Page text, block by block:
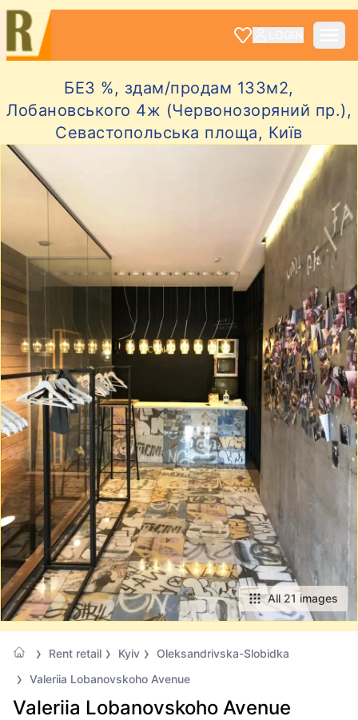
БЕЗ %, здам/продам 133м2,
Лобановського 4ж (Червонозоряний пр.),
Севастопольська площа, Київ
All 21 images
Rent retail Kyiv
Oleksandrivska-Slobidka
Valeriia Lobanovskoho Avenue
Valeriia Lobanovskoho Avenue